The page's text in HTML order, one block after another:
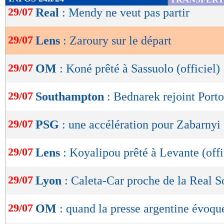
de
OK
29/07 Real : Mendy ne veut pas partir
29/07 Lens : Zaroury sur le départ
29/07 OM : Koné prêté à Sassuolo (officiel)
29/07 Southampton : Bednarek rejoint
29/07 PSG : une accélération pour Zabarnyi
29/07 Lens : Koyalipou prêté à Levante
29/07 Lyon : Caleta-Car proche de la Real
29/07 OM : quand la presse argentine